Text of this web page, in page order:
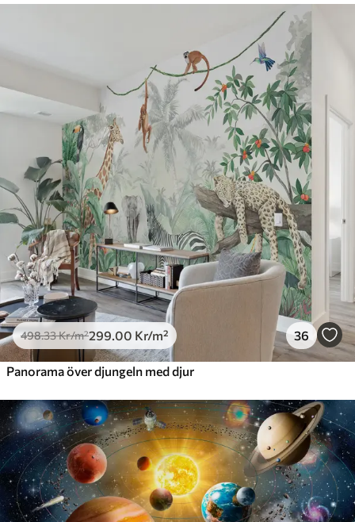
498.33Kr/m²299 .00 Kr/m² 36
Panorama över djungeln med djur